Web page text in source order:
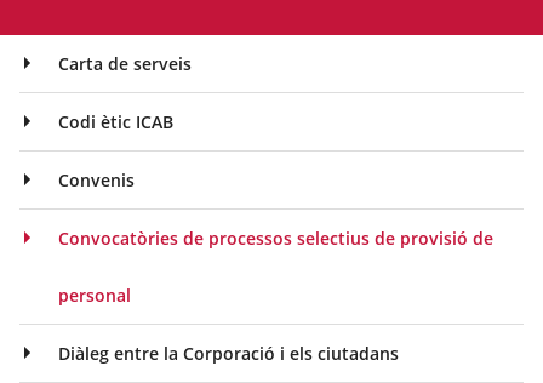
Carta de serveis
Codi ètic ICAB
Convenis
Convocatòries de processos selectius de provisió de
personal
Diàleg entre la Corporació i els ciutadans